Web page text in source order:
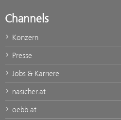
Channels
Konzern
Presse
Jobs & Karriere
nasicher.at
oebb.at